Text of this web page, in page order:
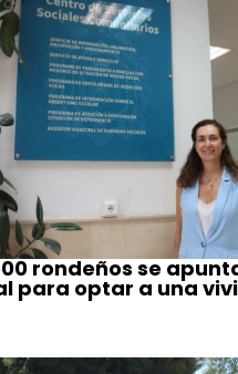
rondeños se
para optar a una